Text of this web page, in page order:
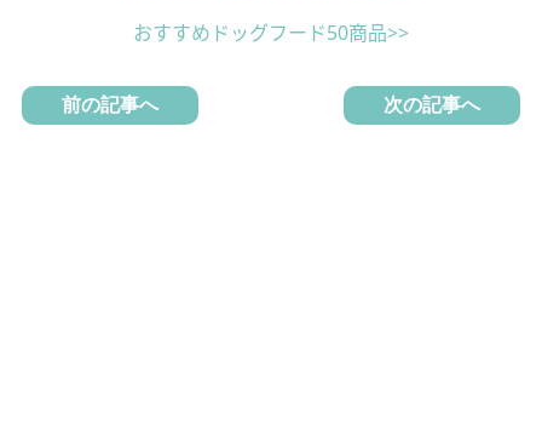
おすすめドッグフード50商品>>
前の記事へ 次の記事へ